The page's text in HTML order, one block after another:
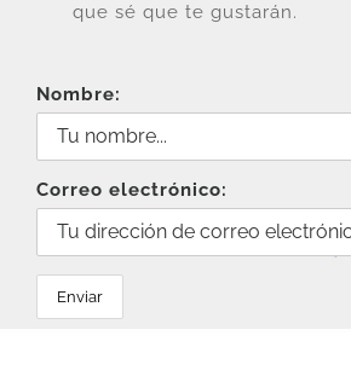
que sé que te gustarán.
Nombre:
Correo electrónico: